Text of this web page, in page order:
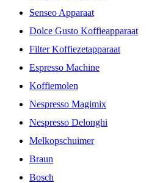
Senseo Apparaat
Dolce Gusto Koffieapparaat
Filter Koffiezetapparaat
Espresso Machine
Koffiemolen
Nespresso Magimix
Nespresso Delonghi
Melkopschuimer
Braun
Bosch